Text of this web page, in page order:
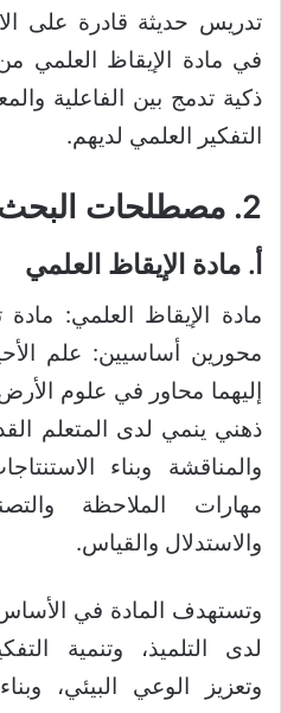
تدريس حديثة قادرة على
في مادة الإيقاظ العلمي
ذكية تدمج بين الفاعلية
التفكير العلمي لديهم.
2. مصطلحات البحث
أ. مادة الإيقاظ العلمي
مادة الإيقاظ العلمي:
محورين أساسيين: علم
إليهما محاور في علوم
ذهني ينمي لدى المتعلم
والمناقشة وبناء
مهارات الملاحظة
والاستدلال والقياس.
وتستهدف المادة في
لدى التلميذ، وتنمية
وتعزيز الوعي البيئي،